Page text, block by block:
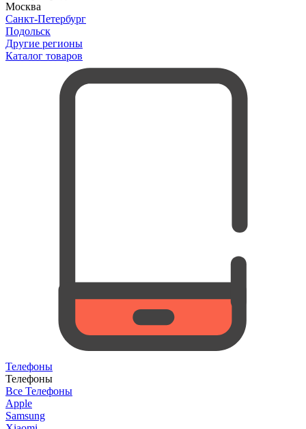
Москва
Санкт-Петербург
Подольск
Другие регионы
Каталог товаров
Телефоны
Телефоны
Все Телефоны
Apple
Samsung